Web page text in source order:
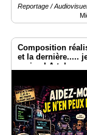
Reportage /
Composition
et la dernière.....
moins